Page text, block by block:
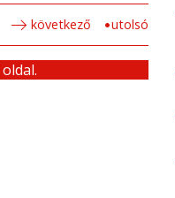
következő utolsó
oldal.